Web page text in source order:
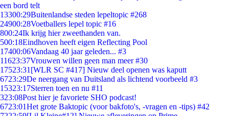
een bord telt
13300:29Buitenlandse steden lepeltopic #268
24900:28Voetballers lepel topic #16
800:24Ik krijg hier zweethanden van.
500:18Eindhoven heeft eigen Reflecting Pool
17400:06Vandaag 40 jaar geleden... #3
11623:37Vrouwen willen geen man meer #30
17523:31 [WLR SC #417] Nieuw deel openen was kaputt
6723:29De neergang van Duitsland als lichtend voorbeeld #3
15323:17Sterren toen en nu #11
323:08Post hier je favoriete SHO podcast!
6723:01Het grote Baktopic (voor bakfoto's, -vragen en -tips) #42